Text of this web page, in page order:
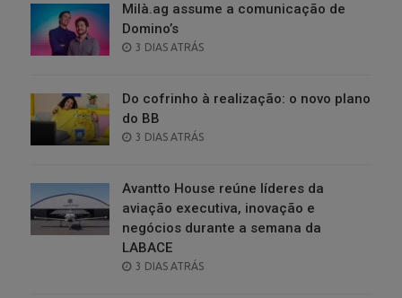
Milà.ag assume a comunicação de
Domino’s
POSTED
3 DIAS ATRÁS
Do cofrinho à realização: o novo plano
do BB
POSTED
3 DIAS ATRÁS
Avantto House reúne líderes da
aviação executiva, inovação e
negócios durante a semana da
LABACE
POSTED
3 DIAS ATRÁS